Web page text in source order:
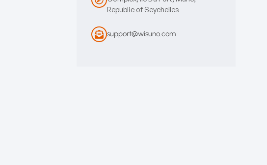
Republic of Seychelles
support@wisuno.com